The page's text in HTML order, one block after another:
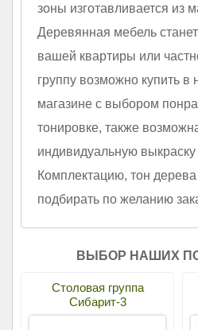
зоны изготавливается из
Деревянная мебель
вашей квартиры или
группу возможно купить
магазине с выбором
тонировке, также
индивидуальную
Комплектацию, тон
подбирать по желанию
ВЫБОР НАШИХ
Столовая группа
Сибарит-3